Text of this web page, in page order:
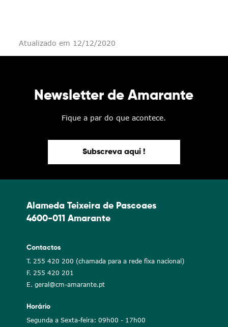
Atualizado em 12/12/2020
Newsletter de Amarante
Fique a par do que acontece.
Subscreva aqui !
Alameda Teixeira de Pascoaes
4600-011 Amarante
Contactos
T. 255 420 200 (chamada para a rede fixa nacional)
F. 255 420 201
E. geral@cm-amarante.pt
Horário
Segunda a Sexta-feira: 09h00 - 17h00